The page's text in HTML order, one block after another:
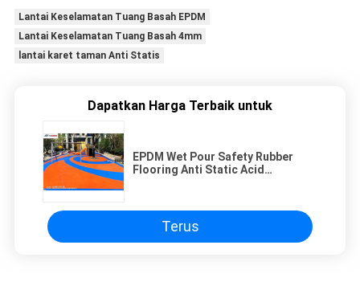
Lantai Keselamatan Tuang Basah EPDM
Lantai Keselamatan Tuang Basah 4mm
lantai karet taman Anti Statis
Dapatkan Harga Terbaik untuk
EPDM Wet Pour Safety Rubber
Flooring Anti Static Acid
Terus